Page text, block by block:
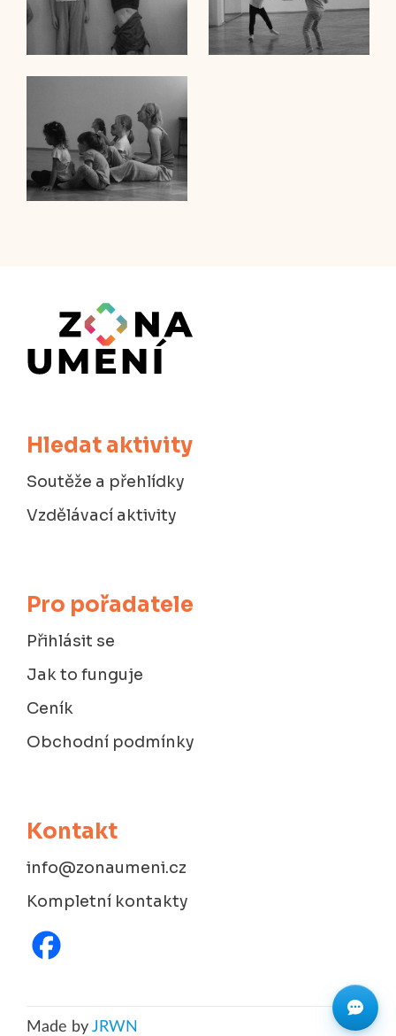
Hledat aktivity
Soutěže a přehlídky
Vzdělávací aktivity
Pro pořadatele
Přihlásit se
Jak to funguje
Ceník
Obchodní podmínky
Kontakt
info@zonaumeni.cz
Kompletní kontakty
Made by JRWN